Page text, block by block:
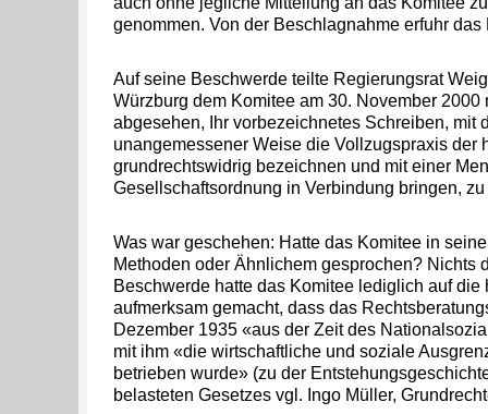
genommen. Von der Beschlagnahme erfuhr
Auf seine Beschwerde teilte Regierungsrat
Würzburg dem Komitee am 30. November 2000
abgesehen, Ihr vorbezeichnetes Schreiben, mit
unangemessener Weise die Vollzugspraxis der
grundrechtswidrig bezeichnen und mit einer
Gesellschaftsordnung in Verbindung bringen,
Was war geschehen: Hatte das Komitee in
Methoden oder Ähnlichem gesprochen? Nichts
Beschwerde hatte das Komitee lediglich auf die
aufmerksam gemacht, dass das
Dezember 1935 «aus der Zeit des
mit ihm «die wirtschaftliche und soziale
betrieben wurde» (zu der
belasteten Gesetzes vgl. Ingo Müller,